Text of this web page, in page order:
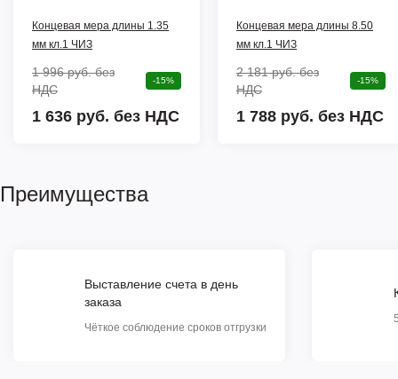
Концевая мера длины 1.35
мм кл.1 ЧИЗ
1 996 руб.без
НДС
-15%
1 636 руб. без НДС
Концевая мера длины 8.50
мм кл.1 ЧИЗ
2 181 руб.без
НДС
-15%
1 788 руб. без НДС
Преимущества
Выставление счета в день
заказа
Чёткое соблюдение сроков отгрузки